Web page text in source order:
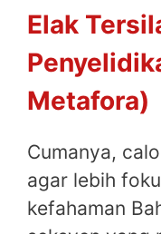
Elak
Metafora)
Cumanya,
agar lebih
kefahaman